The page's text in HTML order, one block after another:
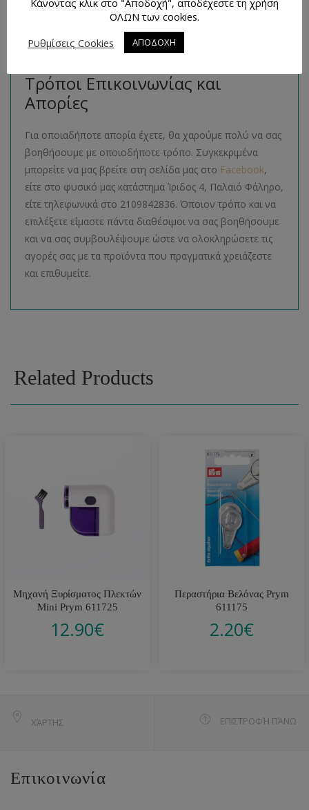
Μπορείτε να βρείτε πολλά παρόμοια προϊόντα της ίδιας
κατηγορίας στο ηλεκτρονικό μας κατάστημα
ακολουθώντας τον σύνδεσμοεδώ.
Τρόποι Επικοινωνίας και
Απορίες
Για οποιαδήποτε απορία έχετε, θα χαρούμε πολύ να σας
βοηθήσουμε με οποιοδήποτε τρόπο. Συγκεκριμένα
μπορείτε να μας βρείτε στη σελίδα μας στο Facebook,
είτε στο φυσικό μας κατάστημα Ίριδος 4, Παλαιό Φάληρο,
είτε τηλεφωνικά στο 2109842836. Όποιον τρόπο και να
επιλέξετε είμαστε πάντα διαθέσιμοι να σας βοηθήσουμε
και να σας συμβουλέψουμε ώστε να ολοκληρώσετε τις
αγορές σας με τα προϊόντα που πραγματικά χρειάζεστε
και επιθυμείτε.
Related Products
Μηχανή Ξυρίσματος Πλεκτών
Mini Prym 611725
12.90€
Περαστήρια Βελόνας Prym
611175
2.20€
ΧΆΡΤΗΣ ΕΠΙΣΤΡΟΦΉ ΠΆΝΩ
Επικοινωνία
Κάνοντας κλικ στο "Αποδοχή", αποδέχεστε τη χρήση
ΟΛΩΝ των cookies.
Ρυθμίσεις Cookies
ΑΠΟΔΟΧΗ